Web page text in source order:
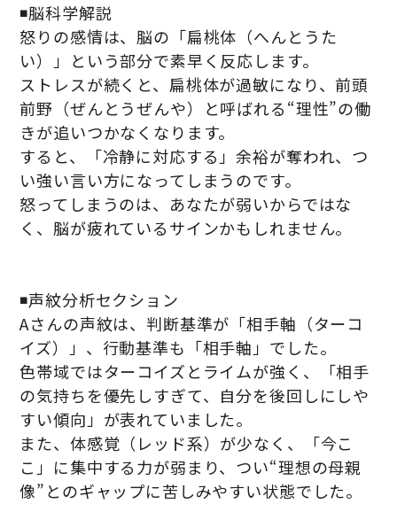
◾️脳科学解説
怒りの感情は、脳の「扁桃体（へんとうた
い）」という部分で素早く反応します。
ストレスが続くと、扁桃体が過敏になり、前頭
前野（ぜんとうぜんや）と呼ばれる“理性”の働
きが追いつかなくなります。
すると、「冷静に対応する」余裕が奪われ、つ
い強い言い方になってしまうのです。
怒ってしまうのは、あなたが弱いからではな
く、脳が疲れているサインかもしれません。
◾️声紋分析セクション
Aさんの声紋は、判断基準が「相手軸（ターコ
イズ）」、行動基準も「相手軸」でした。
色帯域ではターコイズとライムが強く、「相手
の気持ちを優先しすぎて、自分を後回しにしや
すい傾向」が表れていました。
また、体感覚（レッド系）が少なく、「今こ
こ」に集中する力が弱まり、つい“理想の母親
像”とのギャップに苦しみやすい状態でした。